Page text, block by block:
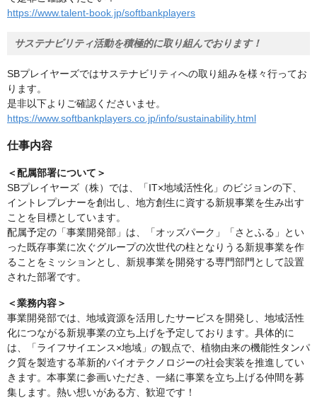
https://www.talent-book.jp/softbankplayers
サステナビリティ活動を積極的に取り組んでおります！
SBプレイヤーズではサステナビリティへの取り組みを様々行ってお
ります。
是非以下よりご確認くださいませ。
https://www.softbankplayers.co.jp/info/sustainability.html
仕事内容
＜配属部署について＞
SBプレイヤーズ（株）では、「IT×地域活性化」のビジョンの下、
イントレプレナーを創出し、地方創生に資する新規事業を生み出す
ことを目標としています。
配属予定の「事業開発部」は、「オッズパーク」「さとふる」とい
った既存事業に次ぐグループの次世代の柱となりうる新規事業を作
ることをミッションとし、新規事業を開発する専門部門として設置
された部署です。
＜業務内容＞
事業開発部では、地域資源を活用したサービスを開発し、地域活性
化につながる新規事業の立ち上げを予定しております。具体的に
は、「ライフサイエンス×地域」の観点で、植物由来の機能性タンパ
ク質を製造する革新的バイオテクノロジーの社会実装を推進してい
きます。本事業に参画いただき、一緒に事業を立ち上げる仲間を募
集します。熱い想いがある方、歓迎です！